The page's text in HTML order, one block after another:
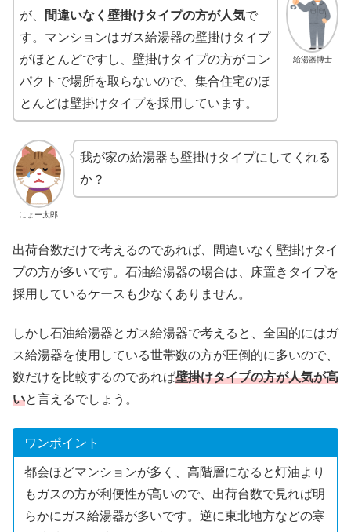
給湯器博士
が、
間違いなく壁掛けタイプの方が人気で
す。マンションはガス給湯器の壁掛けタイプ
がほとんどですし、壁掛けタイプの方がコン
パクトで場所を取らないので、集合住宅のほ
とんどは壁掛けタイプを採用しています。
にょー太郎
我が家の給湯器も壁掛けタイプにしてくれる
か？
出荷台数だけで考えるのであれば、間違いなく壁掛けタイ
プの方が多いです。石油給湯器の場合は、床置きタイプを
採用しているケースも少なくありません。
しかし石油給湯器とガス給湯器で考えると、全国的にはガ
ス給湯器を使用している世帯数の方が圧倒的に多いので、
数だけを比較するのであれば壁掛けタイプの方が人気が高
いと言えるでしょう。
ワンポイント
都会ほどマンションが多く、高階層になると灯油より
もガスの方が利便性が高いので、出荷台数で見れば明
らかにガス給湯器が多いです。逆に東北地方などの寒